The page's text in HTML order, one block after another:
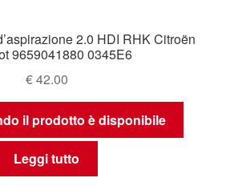
2.0 HDI RHK Citroën
9659041880 0345E6
€42.00
il prodotto è disponibile
Leggi tutto